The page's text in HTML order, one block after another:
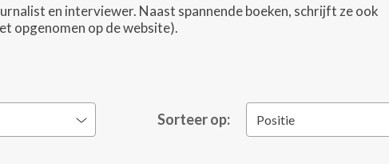
en interviewer. Naast spannende boeken, schrijft ze ook
opgenomen op de website).
Sorteer op: Positie